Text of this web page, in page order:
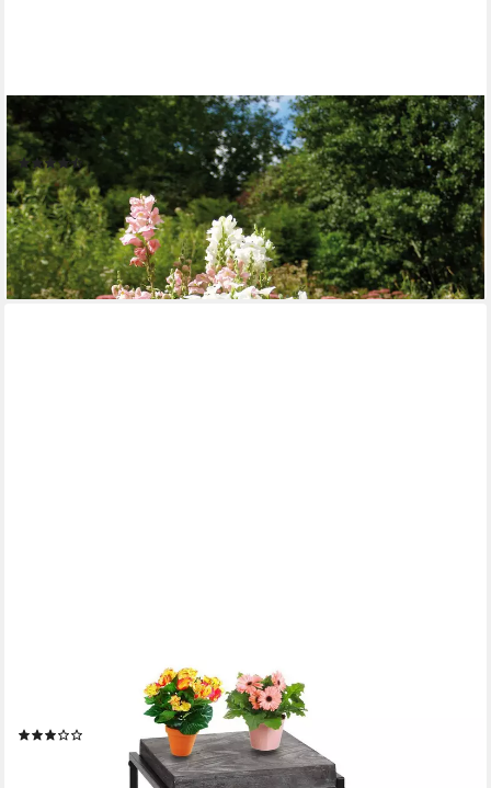
KONIFERA
Pflanzkübel Pflanzkasten, 40x40x40 cm, verschiedene Farben
(17)
53,99 €
lieferbar - in 4-5 Werktagen bei dir
Blumentisch MCW-K71-B, Pflegeleichte Oberfläche, Dicke 5 cm
lieferbar - in 3-4 Werktagen bei dir